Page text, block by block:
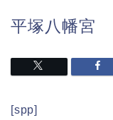
平塚八幡宮
[spp]